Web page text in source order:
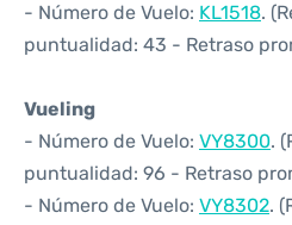
- Número de Vuelo: KL1518.
puntualidad: 43 - Retraso
Vueling
- Número de Vuelo: VY8300.
puntualidad: 96 - Retraso
- Número de Vuelo: VY8302.